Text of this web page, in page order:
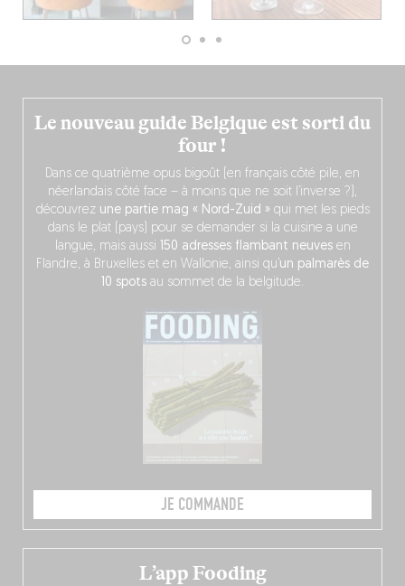
Le nouveau guide Belgique est sorti du
four !
Dans ce quatrième opus bigoût (en français côté pile, en
néerlandais côté face – à moins que ne soit l’inverse ?),
découvrez une partie mag « Nord-Zuid » qui met les pieds
dans le plat (pays) pour se demander si la cuisine a une
langue, mais aussi
150 adresses flambant neuvesen
Flandre, à Bruxelles et en Wallonie, ainsi qu’ un palmarès de
10 spots au sommet de la belgitude.
JE COMMANDE
L’app Fooding